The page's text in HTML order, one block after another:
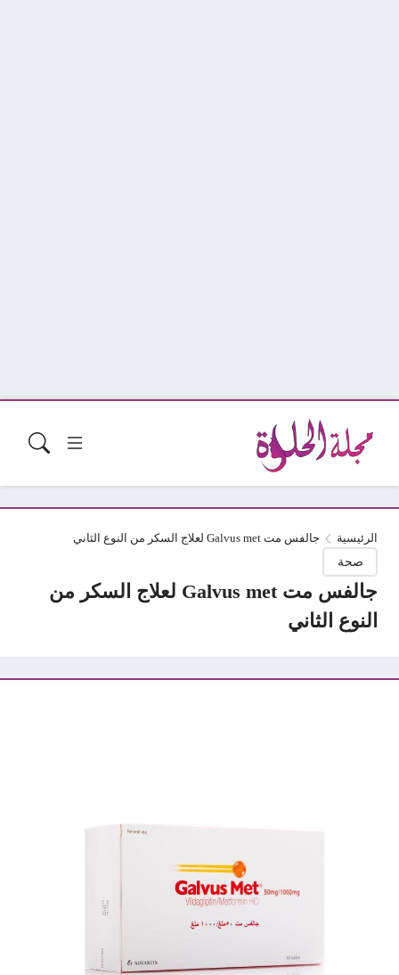
الرئيسية جالفس مت Galvus met لعلاج السكر من النوع الثاني
صحة
جالفس مت Galvus met لعلاج السكر من
النوع الثاني